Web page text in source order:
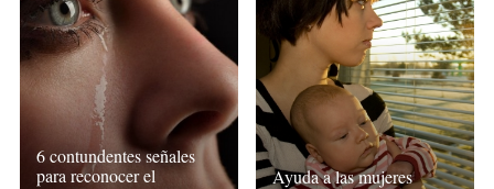
6 contundentes señales
para reconocer el
Ayuda a las mujeres